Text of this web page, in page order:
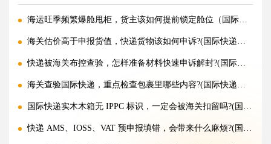
海运旺季频繁爆舱甩柜，货主该如何提前锁定舱位（国际海运干货知识分享）
海关估价高于申报货值，快递货物该如何申诉?(国际快递干货知识分享)
快递被海关布控查验，怎样准备材料快速申诉解封?(国际快递干货知识分享)
海关查验国际快递，重点检查包裹里哪些内容?(国际快递干货知识分享)
国际快递实木木箱无 IPPC 标识，一定会被海关扣留吗?(国际快递干货知识分享)
快递 AMS、IOSS、VAT 预申报填错，会带来什么麻烦?(国际快递干货知识分享)